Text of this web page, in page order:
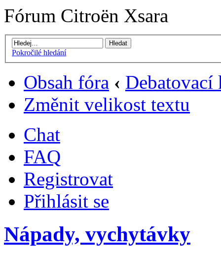
Fórum Citroën Xsara
Pokročilé hledání
Obsah fóra ‹ Debatovací
Změnit velikost textu
Chat
FAQ
Registrovat
Přihlásit se
Nápady, vychytávky